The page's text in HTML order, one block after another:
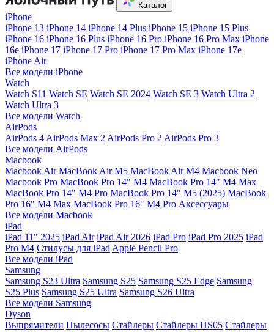
Каталог
iPhone
iPhone 13 iPhone 14 iPhone 14 Plus iPhone 15 iPhone 15 Plus
iPhone 16 iPhone 16 Plus iPhone 16 Pro iPhone 16 Pro Max iPhone
16e iPhone 17 iPhone 17 Pro iPhone 17 Pro Max iPhone 17e
iPhone Air
Все модели iPhone
Watch
Watch S11 Watch SE Watch SE 2024 Watch SE 3 Watch Ultra 2
Watch Ultra 3
Все модели Watch
AirPods
AirPods 4 AirPods Max 2 AirPods Pro 2 AirPods Pro 3
Все модели AirPods
Macbook
Macbook Air MacBook Air M5 MacBook Air М4 Macbook Neo
Macbook Pro MacBook Pro 14″ M4 MacBook Pro 14″ M4 Max
MacBook Pro 14″ M4 Pro MacBook Pro 14″ M5 (2025) MacBook
Pro 16″ M4 Max MacBook Pro 16″ M4 Pro Аксессуары
Все модели Macbook
iPad
iPad 11″ 2025 iPad Air iPad Air 2026 iPad Pro iPad Pro 2025 iPad
Pro M4 Стилусы для iPad Apple Pencil Pro
Все модели iPad
Samsung
Samsung S23 Ultra Samsung S25 Samsung S25 Edge Samsung
S25 Plus Samsung S25 Ultra Samsung S26 Ultra
Все модели Samsung
Dyson
Выпрямители Пылесосы Стайлеры Стайлеры HS05 Стайлеры